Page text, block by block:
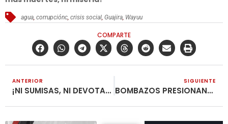
agua ,corrupciónc ,crisis social ,Guajira Wayuu
COMPARTE
ANTERIOR
¡NI SUMISAS, NI DEVOTAS!
SIGUIENTE
BOMBAZOS PRESIONANDO LA PAZ DE LOS SEPULCROS